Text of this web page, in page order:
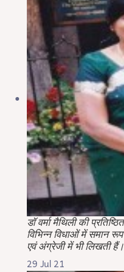
डॉ वर्मा मैथिली की
विभिन्न विधाओं में समान
एवं अंग्रेजी में भी लिखती हैं।
29 Jul 21